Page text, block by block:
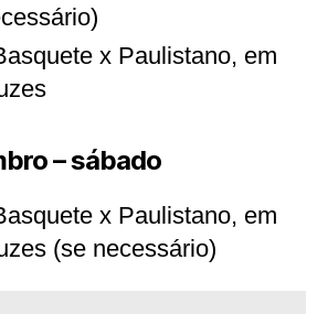
x Paulistano, em
– sábado
x Paulistano, em
(se necessário)